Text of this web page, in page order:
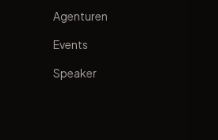
Agenturen
Events
Speaker